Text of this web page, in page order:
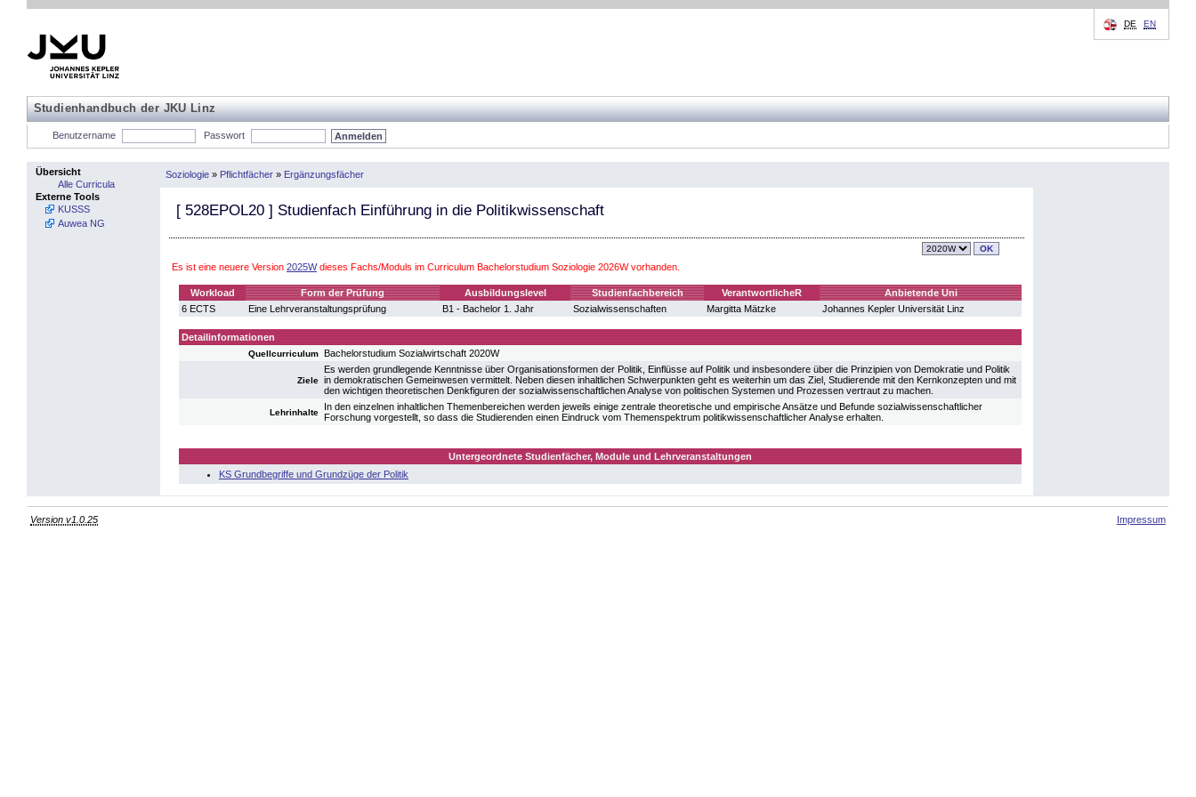
Studienhandbuch der JKU Linz
DE EN
Benutzername Passwort
Übersicht
Alle Curricula
Externe Tools
KUSSS
Auwea NG
Soziologie » Pflichtfächer » Ergänzungsfächer
[ 528EPOL20 ] Studienfach Einführung in die Politikwissenschaft
Es ist eine neuere Version 2025Wdieses Fachs/Moduls im Curriculum Bachelorstudium Soziologie 2026W vorhanden.
Workload Form der Prüfung Ausbildungslevel Studienfachbereich VerantwortlicheR
Anbietende Uni
6 ECTS
Eine Lehrveranstaltungsprüfung B1 - Bachelor 1. Jahr Sozialwissenschaften Margitta Mätzke Johannes Kepler Universität Linz
Detailinformationen
Quellcurriculum Bachelorstudium Sozialwirtschaft 2020W
Ziele
Es werden grundlegende Kenntnisse über Organisationsformen der Politik, Einflüsse auf Politik und insbesondere über die Prinzipien von Demokratie und Politik
in demokratischen Gemeinwesen vermittelt. Neben diesen inhaltlichen Schwerpunkten geht es weiterhin um das Ziel, Studierende mit den Kernkonzepten und mit
den wichtigen theoretischen Denkfiguren der sozialwissenschaftlichen Analyse von politischen Systemen und Prozessen vertraut zu machen.
Lehrinhalte
In den einzelnen inhaltlichen Themenbereichen werden jeweils einige zentrale theoretische und empirische Ansätze und Befunde sozialwissenschaftlicher
Forschung vorgestellt, so dass die Studierenden einen Eindruck vom Themenspektrum politikwissenschaftlicher Analyse erhalten.
Untergeordnete Studienfächer, Module und Lehrveranstaltungen
KS Grundbegriffe und Grundzüge der Politik
Version v1.0.25 Impressum